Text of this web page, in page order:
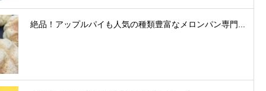
絶品！アップルパイも人気の種類豊富なメロンパン専門...